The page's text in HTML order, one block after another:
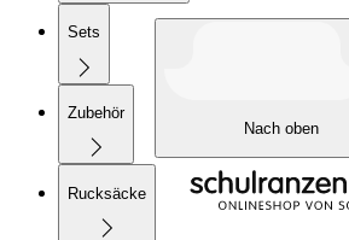
Sets
Zubehör
Rucksäcke
Nach oben